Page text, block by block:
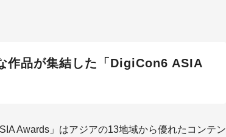
作品が集結した「DigiCon6 ASIA
Awards」はアジアの13地域から優れたコンテン